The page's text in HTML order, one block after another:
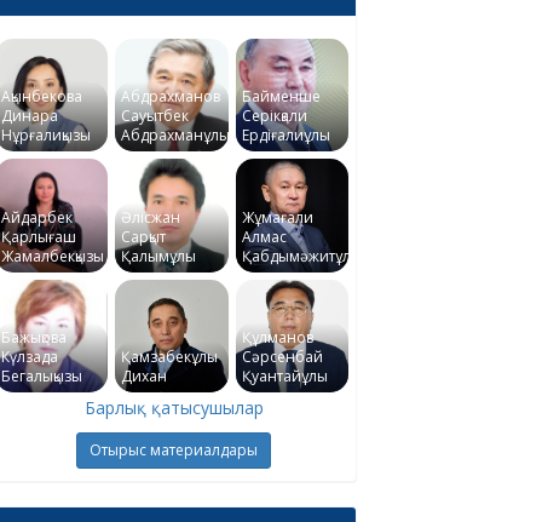
Ақынбекова
Динара
Нұрғалиқызы
Абдрахманов
Сауытбек
Абдрахманұлы
Байменше
Серікқали
Ердіғалиұлы
Айдарбек
Қарлығаш
Жамалбекқызы
Әлісжан
Сарқыт
Қалымұлы
Жұмағали
Алмас
Қабдымәжитұлы
Бажықова
Күлзада
Бегалықызы
Қамзабекұлы
Дихан
Құлманов
Сәрсенбай
Қуантайұлы
Барлық қатысушылар
Отырыс материалдары